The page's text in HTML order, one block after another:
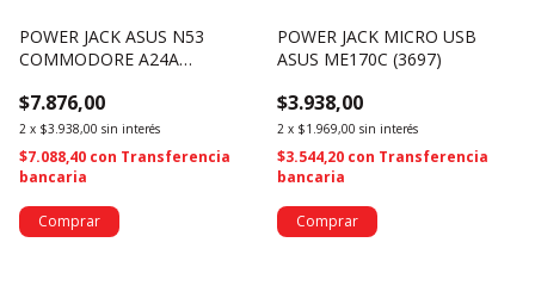
POWER JACK ASUS N53
COMMODORE A24A
$7.876,00
2 x $3.938,00 sin interés
$7.088,40 con Transferencia
bancaria
POWER JACK MICRO USB
ASUS ME170C (3697)
$3.938,00
2 x $1.969,00 sin interés
$3.544,20 con Transferencia
bancaria